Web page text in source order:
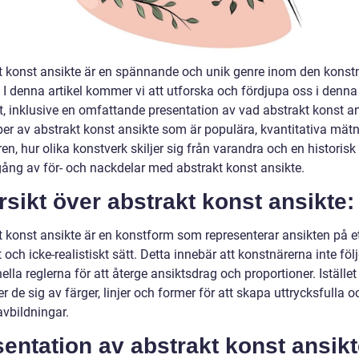
konst ansikte är en spännande och unik genre inom den
I denna artikel kommer vi att utforska och fördjupa oss i
inklusive en omfattande presentation av vad abstrakt konst
av abstrakt konst ansikte som är populära, kvantitativa
hur olika konstverk skiljer sig från varandra och en historisk
av för- och nackdelar med abstrakt konst ansikte.
över abstrakt konst ansikte:
konst ansikte är en konstform som representerar ansikten på
och icke-realistiskt sätt. Detta innebär att konstnärerna inte
reglerna för att återge ansiktsdrag och proportioner. Istället
de sig av färger, linjer och former för att skapa uttrycksfulla
av abstrakt konst